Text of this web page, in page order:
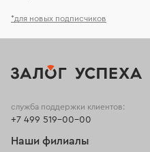
*для новых подписчиков
служба поддержки клиентов:
+7 499 519-00-00
Наши филиалы